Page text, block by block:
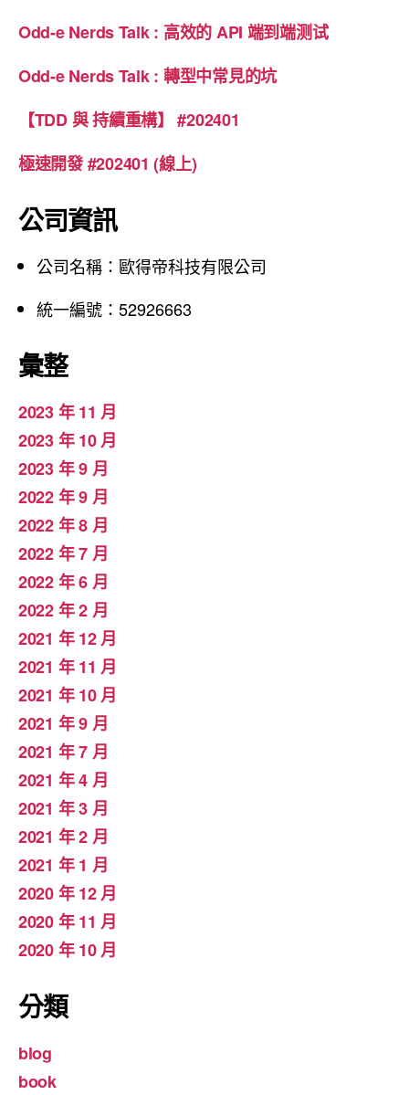
Odd-e Nerds Talk : 高效的 API 端到端测试
Odd-e Nerds Talk : 轉型中常見的坑
【TDD 與 持續重構】 #202401
極速開發 #202401 (線上)
公司資訊
公司名稱：歐得帝科技有限公司
統一編號：52926663
彙整
2023 年 11 月
2023 年 10 月
2023 年 9 月
2022 年 9 月
2022 年 8 月
2022 年 7 月
2022 年 6 月
2022 年 2 月
2021 年 12 月
2021 年 11 月
2021 年 10 月
2021 年 9 月
2021 年 7 月
2021 年 4 月
2021 年 3 月
2021 年 2 月
2021 年 1 月
2020 年 12 月
2020 年 11 月
2020 年 10 月
分類
blog
book